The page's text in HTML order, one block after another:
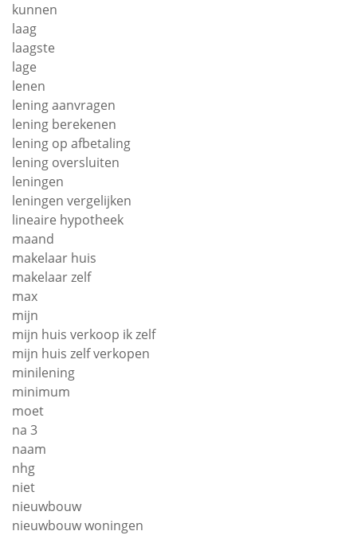
kunnen
laag
laagste
lage
lenen
lening aanvragen
lening berekenen
lening op afbetaling
lening oversluiten
leningen
leningen vergelijken
lineaire hypotheek
maand
makelaar huis
makelaar zelf
max
mijn
mijn huis verkoop ik zelf
mijn huis zelf verkopen
minilening
minimum
moet
na 3
naam
nhg
niet
nieuwbouw
nieuwbouw woningen